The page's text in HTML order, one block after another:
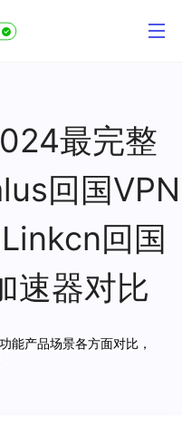
最完整
回国VPN
回国
速器对比
能产品场景各方面对比，